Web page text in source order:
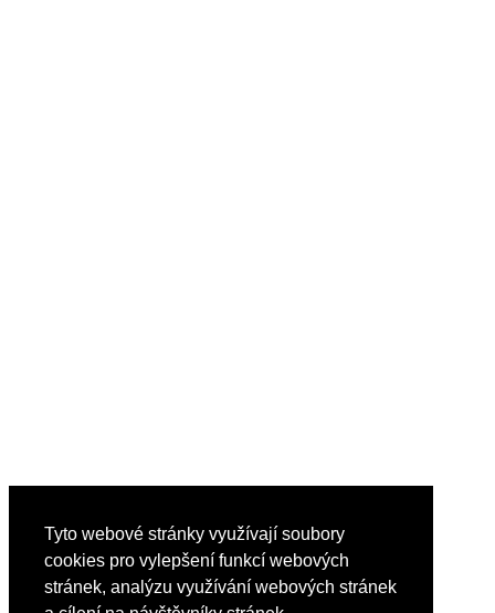
Tyto webové stránky využívají soubory
cookies pro vylepšení funkcí webových
stránek, analýzu využívání webových stránek